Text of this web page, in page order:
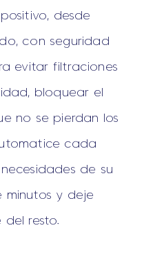
desde
con seguridad
evitar filtraciones
bloquear el
no se pierdan los
cada
de su
minutos y deje
resto.